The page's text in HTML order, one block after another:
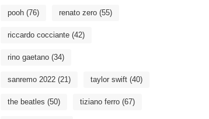
pooh (76) renato zero (55)
riccardo cocciante (42)
rino gaetano (34)
sanremo 2022 (21) taylor swift (40)
the beatles (50) tiziano ferro (67)